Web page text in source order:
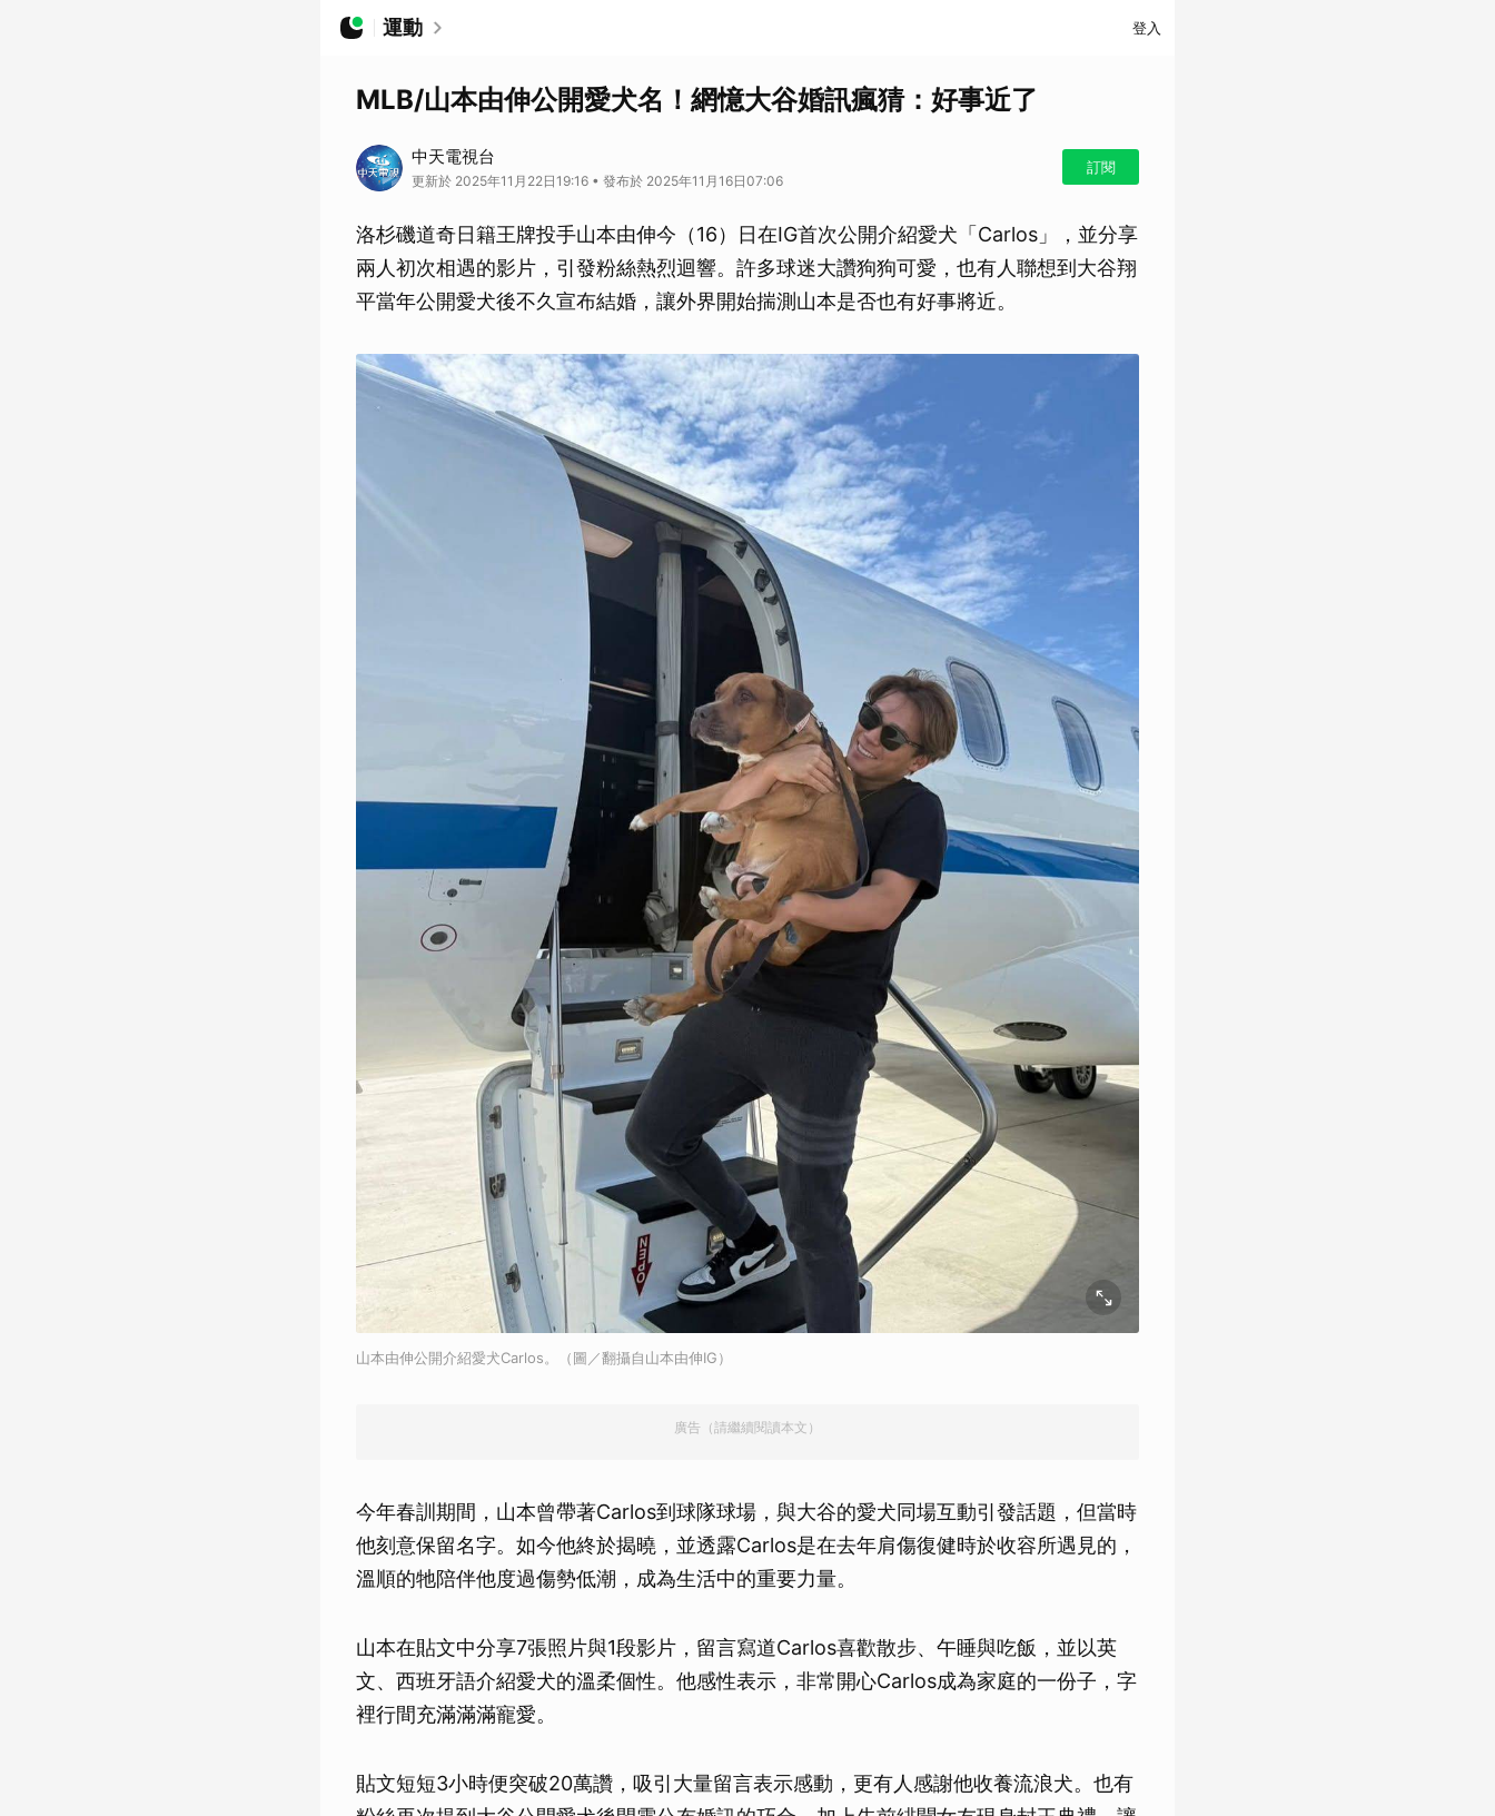
運動 登入
MLB/山本由伸公開愛犬名！網憶大谷婚訊瘋猜：好事近了
中天電視台
更新於 2025年11月22日19:16 • 發布於 2025年11月16日07:06
訂閱
洛杉磯道奇日籍王牌投手山本由伸今（16）日在IG首次公開介紹愛犬「Carlos」，並分享
兩人初次相遇的影片，引發粉絲熱烈迴響。許多球迷大讚狗狗可愛，也有人聯想到大谷翔
平當年公開愛犬後不久宣布結婚，讓外界開始揣測山本是否也有好事將近。
山本由伸公開介紹愛犬Carlos。（圖／翻攝自山本由伸IG）
廣告（請繼續閱讀本文）
今年春訓期間，山本曾帶著Carlos到球隊球場，與大谷的愛犬同場互動引發話題，但當時
他刻意保留名字。如今他終於揭曉，並透露Carlos是在去年肩傷復健時於收容所遇見的，
溫順的牠陪伴他度過傷勢低潮，成為生活中的重要力量。
山本在貼文中分享7張照片與1段影片，留言寫道Carlos喜歡散步、午睡與吃飯，並以英
文、西班牙語介紹愛犬的溫柔個性。他感性表示，非常開心Carlos成為家庭的一份子，字
裡行間充滿滿滿寵愛。
貼文短短3小時便突破20萬讚，吸引大量留言表示感動，更有人感謝他收養流浪犬。也有